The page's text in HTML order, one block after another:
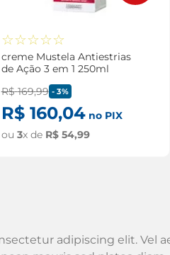
☆☆☆☆☆
creme Mustela Antiestrias
de Ação 3 em 1 250ml
R$ 169,99 - 3%
R$ 160,04no PIX
ou 3x de R$ 54,99
adipiscing elit. Vel